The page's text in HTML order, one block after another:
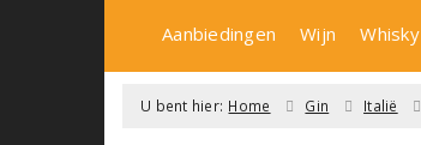
Aanbiedingen Wijn Whisky
U bent hier: Home Gin Italië